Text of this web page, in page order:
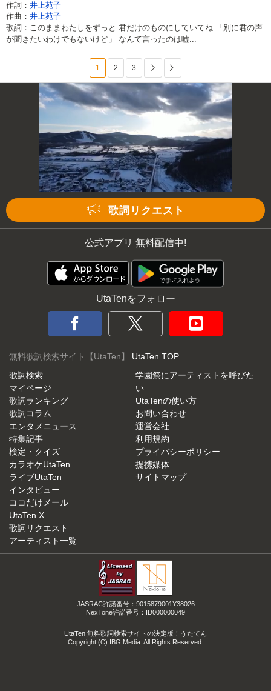
作詞： 井上苑子
作曲： 井上苑子
歌詞：このままわたしをずっと 君だけのものにしていてね 「別に君の声
が聞きたいわけでもないけど」 なんて言ったのは嘘...
1 2 3 次へ
歌詞リクエスト
公式アプリ 無料配信中!
UtaTenをフォロー
無料歌詞検索サイト【UtaTen】 UtaTen TOP
歌詞検索
マイページ
歌詞ランキング
歌詞コラム
エンタメニュース
特集記事
検定・クイズ
カラオケUtaTen
ライブUtaTen
インタビュー
ココだけメール
UtaTen X
歌詞リクエスト
アーティスト一覧
学園祭にアーティストを呼びた
い
UtaTenの使い方
お問い合わせ
運営会社
利用規約
プライバシーポリシー
提携媒体
サイトマップ
JASRAC許諾番号：9015879001Y38026
NexTone許諾番号：ID000000049
UtaTen 無料歌詞検索サイトの決定版！うたてん
Copyright (C) IBG Media. All Rights Reserved.